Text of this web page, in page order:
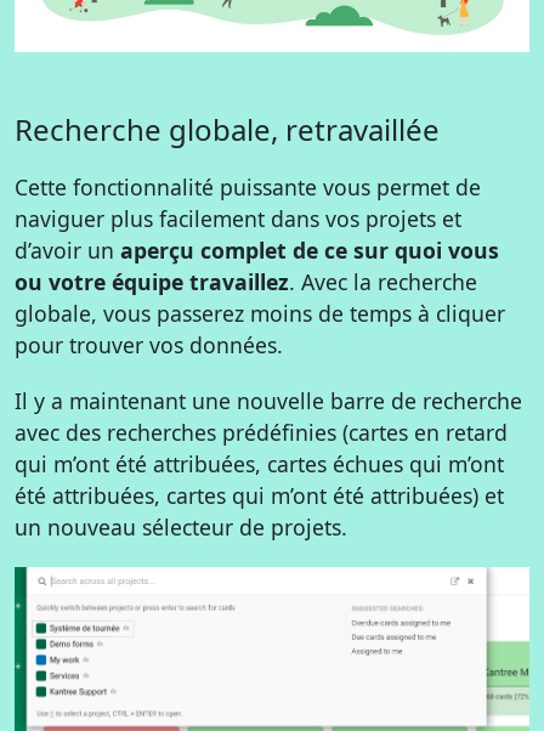
Recherche globale, retravaillée
Cette fonctionnalité puissante vous permet de
naviguer plus facilement dans vos projets et
d’avoir un aperçu complet de ce sur quoi vous
ou votre équipe travaillez. Avec la recherche
globale, vous passerez moins de temps à cliquer
pour trouver vos données.
Il y a maintenant une nouvelle barre de recherche
avec des recherches prédéfinies (cartes en retard
qui m’ont été attribuées, cartes échues qui m’ont
été attribuées, cartes qui m’ont été attribuées) et
un nouveau sélecteur de projets.